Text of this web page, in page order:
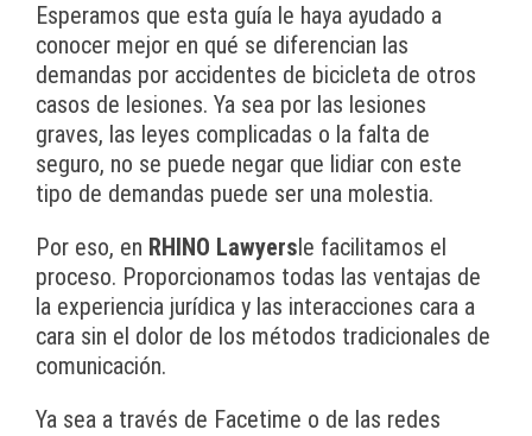
Esperamos que esta guía le haya ayudado a
conocer mejor en qué se diferencian las
demandas por accidentes de bicicleta de otros
casos de lesiones. Ya sea por las lesiones
graves, las leyes complicadas o la falta de
seguro, no se puede negar que lidiar con este
tipo de demandas puede ser una molestia.
Por eso, en RHINO Lawyersle facilitamos el
proceso. Proporcionamos todas las ventajas de
la experiencia jurídica y las interacciones cara a
cara sin el dolor de los métodos tradicionales de
comunicación.
Ya sea a través de Facetime o de las redes